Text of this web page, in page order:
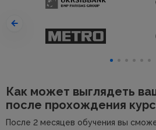
Как может выглядеть
после прохождения
После 2 месяцев обучения вы